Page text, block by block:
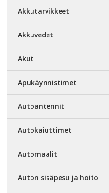
Akkutarvikkeet
Akkuvedet
Akut
Apukäynnistimet
Autoantennit
Autokaiuttimet
Automaalit
Auton sisäpesu ja hoito